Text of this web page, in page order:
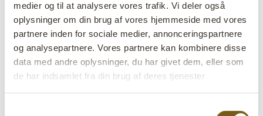
medier og til at analysere vores trafik. Vi deler også
oplysninger om din brug af vores hjemmeside med vores
partnere inden for sociale medier, annonceringspartnere
og analysepartnere. Vores partnere kan kombinere disse
data med andre oplysninger, du har givet dem, eller som
de har indsamlet fra din brug af deres tjenester
One of a Kind genbrugsinteriør og
rå unika møbler med patina
I vores One of a Kind univers finder du håndplukket
genbrugsinteriør, som er nøje udvalgte unika – der findes